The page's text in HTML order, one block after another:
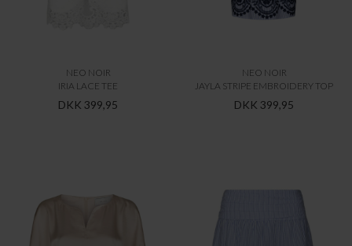
NEO NOIR
IRIA LACE TEE
DKK 399,95
NEO NOIR
JAYLA STRIPE EMBROIDERY TOP
DKK 399,95